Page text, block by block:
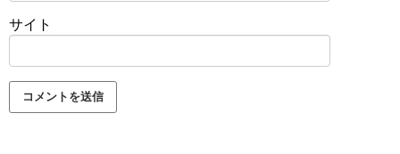
サイト